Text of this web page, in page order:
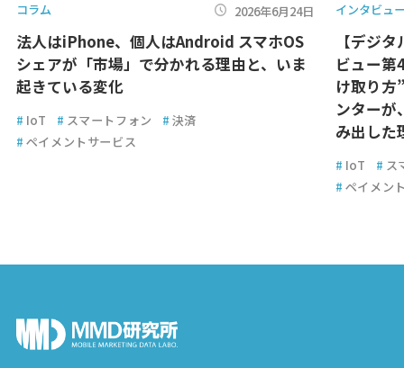
コラム 2026年6月24日
法人はiPhone、個人はAndroid スマホOS
シェアが「市場」で分かれる理由と、いま
起きている変化
# IoT # スマートフォン # 決済
# ペイメントサービス
インタビュ
【デジ
ビュー第
け取り方
ンターが
み出した
# IoT # ス
# ペイメン